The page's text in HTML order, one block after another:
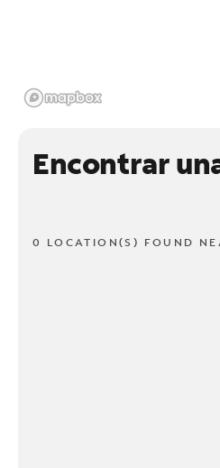
Encontrar
0 LOCATION(S) FOUND